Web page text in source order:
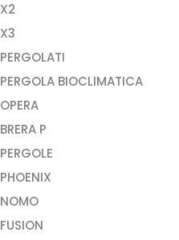
X2
X3
PERGOLATI
PERGOLA BIOCLIMATICA
OPERA
BRERA P
PERGOLE
PHOENIX
NOMO
FUSION